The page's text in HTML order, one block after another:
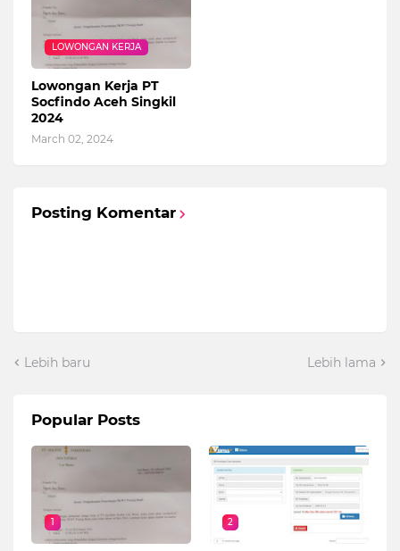
LOWONGAN KERJA
Lowongan Kerja PT
Socfindo Aceh Singkil
2024
March 02, 2024
Posting Komentar
Lebih baru Lebih lama
Popular Posts
1 2